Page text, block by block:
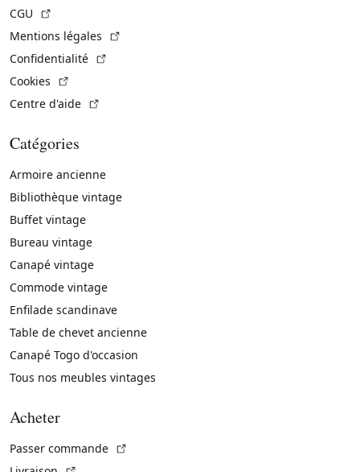
CGU
Mentions légales
Confidentialité
Cookies
Centre d'aide
Catégories
Armoire ancienne
Bibliothèque vintage
Buffet vintage
Bureau vintage
Canapé vintage
Commode vintage
Enfilade scandinave
Table de chevet ancienne
Canapé Togo d'occasion
Tous nos meubles vintages
Acheter
Passer commande